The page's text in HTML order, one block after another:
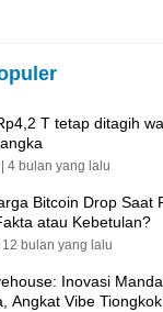
T tetap ditagih
4 bulan yang lalu
Bitcoin Drop Saat
atau Kebetulan?
12 bulan yang lalu
Inovasi
Angkat Vibe